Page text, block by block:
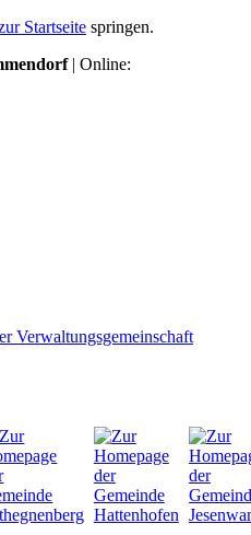
Startseite springen.
| Online: